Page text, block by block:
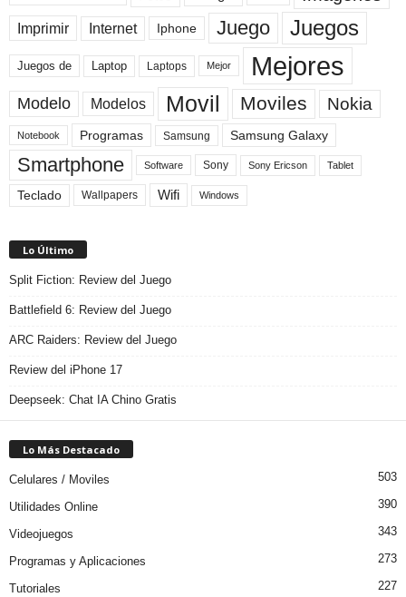
Imprimir Internet Iphone Juego Juegos
Juegos de Laptop Laptops Mejor Mejores
Modelo Modelos Movil Moviles Nokia
Notebook Programas Samsung Samsung Galaxy
Smartphone Software Sony Sony Ericson Tablet
Teclado Wallpapers Wifi Windows
Lo Último
Split Fiction: Review del Juego
Battlefield 6: Review del Juego
ARC Raiders: Review del Juego
Review del iPhone 17
Deepseek: Chat IA Chino Gratis
Lo Más Destacado
Celulares / Moviles 503
Utilidades Online 390
Videojuegos 343
Programas y Aplicaciones 273
Tutoriales 227